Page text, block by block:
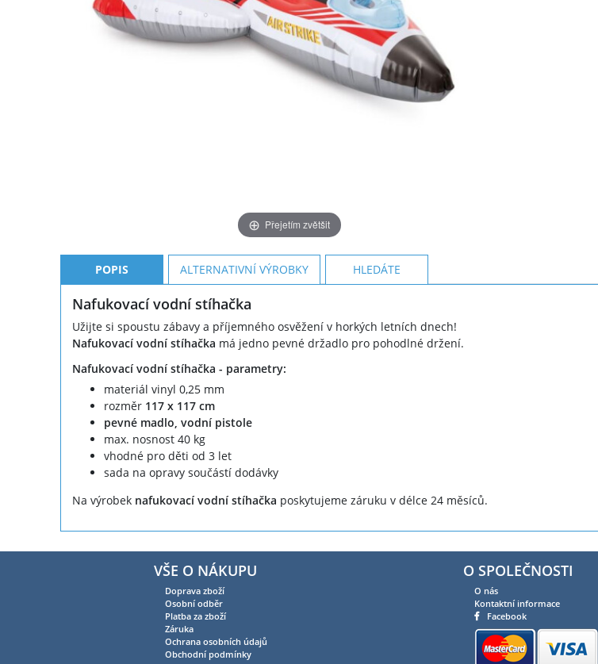
Přejetím zvětšit
POPIS ALTERNATIVNÍ VÝROBKY HLEDÁTE
Nafukovací vodní stíhačka
Užijte si spoustu zábavy a příjemného osvěžení v horkých letních dnech!
Nafukovací vodní stíhačka má jedno pevné držadlo pro pohodlné držení.
Nafukovací vodní stíhačka - parametry:
materiál vinyl 0,25 mm
rozměr 117 x 117 cm
pevné madlo, vodní pistole
max. nosnost 40 kg
vhodné pro děti od 3 let
sada na opravy součástí dodávky
Na výrobek nafukovací vodní stíhačka poskytujeme záruku v délce 24 měsíců.
VŠE O NÁKUPU
Doprava zboží
Osobní odběr
Platba za zboží
Záruka
Ochrana osobních údajů
Obchodní podmínky
O SPOLEČNOSTI
O nás
Kontaktní informace
Facebook